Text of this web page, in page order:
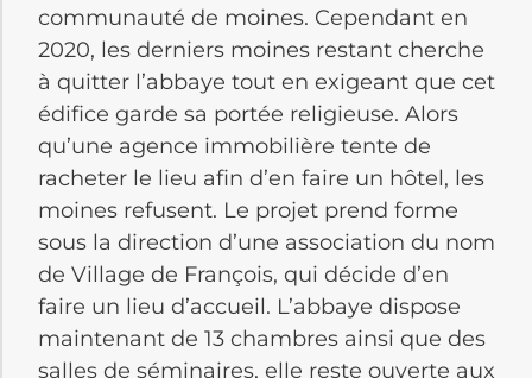
communauté de moines. Cependant en
2020, les derniers moines restant cherche
à quitter l’abbaye tout en exigeant que cet
édifice garde sa portée religieuse. Alors
qu’une agence immobilière tente de
racheter le lieu afin d’en faire un hôtel, les
moines refusent. Le projet prend forme
sous la direction d’une association du nom
de Village de François, qui décide d’en
faire un lieu d’accueil. L’abbaye dispose
maintenant de 13 chambres ainsi que des
salles de séminaires, elle reste ouverte aux